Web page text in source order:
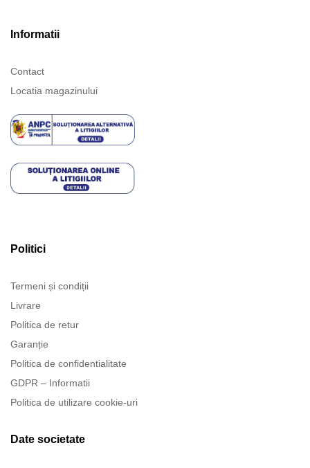
Informatii
Contact
Locatia magazinului
Politici
Termeni și condiții
Livrare
Politica de retur
Garanție
Politica de confidentialitate
GDPR – Informatii
Politica de utilizare cookie-uri
Date societate